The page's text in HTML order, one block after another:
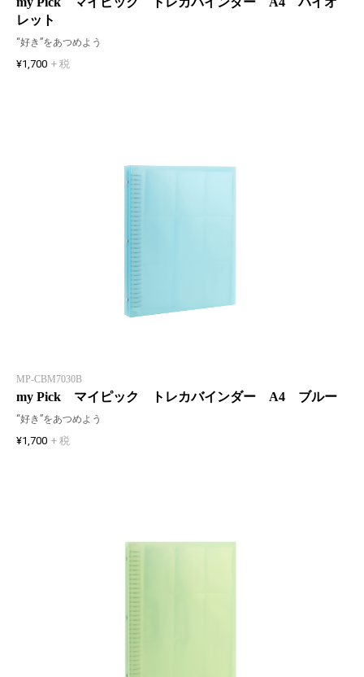
レット
“好き”をあつめよう
¥1,700 + 税
MP-CBM7030B
my Pick マイピック トレカバインダー A4 ブルー
“好き”をあつめよう
¥1,700 + 税